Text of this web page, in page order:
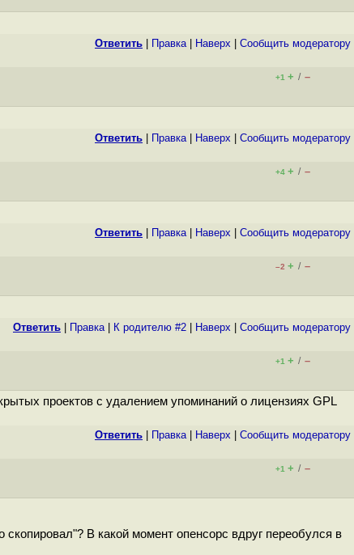
Ответить Правка| Наверх Cообщить модератору
+1 + / –
Ответить Правка| Наверх Cообщить модератору
+4 + / –
Ответить Правка| Наверх Cообщить модератору
–2 + / –
Ответить Правка| К родителю #2 Наверх Cообщить модератору
+1 + / –
проектов с удалением упоминаний о лицензиях GPL
Ответить Правка| Наверх Cообщить модератору
+1 + / –
В какой момент опенсорс вдруг переобулся в